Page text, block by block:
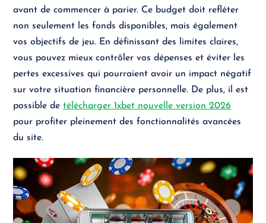
avant de commencer à parier. Ce budget doit refléter
non seulement les fonds disponibles, mais également
vos objectifs de jeu. En définissant des limites claires,
vous pouvez mieux contrôler vos dépenses et éviter les
pertes excessives qui pourraient avoir un impact négatif
sur votre situation financière personnelle. De plus, il est
possible detélécharger 1xbet nouvelle version 2026
pour profiter pleinement des fonctionnalités avancées
du site.